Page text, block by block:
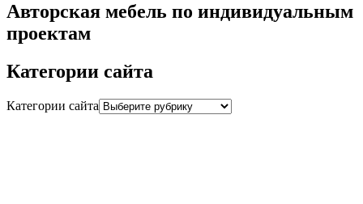
Авторская мебель по индивидуальным
проектам
Категории сайта
Категории сайта